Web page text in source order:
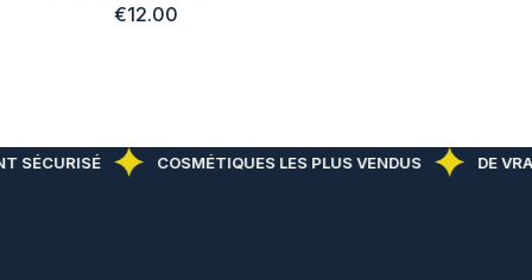
€12.00
COSMÉTIQUES LES PLUS VENDUS DE